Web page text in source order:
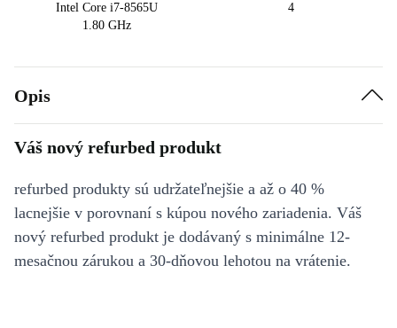
Intel Core i7-8565U
1.80 GHz
4
Opis
Váš nový refurbed produkt
refurbed produkty sú udržateľnejšie a až o 40 %
lacnejšie v porovnaní s kúpou nového zariadenia. Váš
nový refurbed produkt je dodávaný s minimálne 12-
mesačnou zárukou a 30-dňovou lehotou na vrátenie.